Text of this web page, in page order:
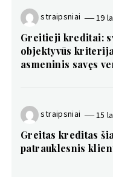
straipsniai 19
Greitieji kreditai:
objektyvūs
asmeninis savęs
straipsniai 15
Greitas kreditas
patrauklesnis